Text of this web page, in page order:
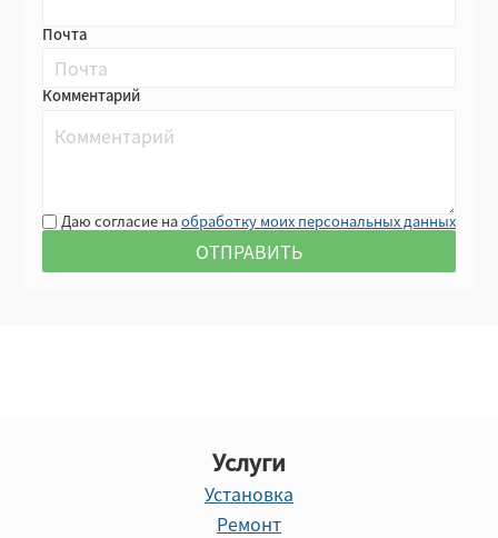
Почта
Комментарий
Даю согласие наобработку моих персональных данных
Услуги
Установка
Ремонт